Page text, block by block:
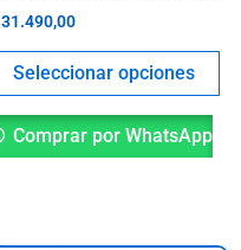
31.490,00
Seleccionar opciones
Comprar por WhatsApp